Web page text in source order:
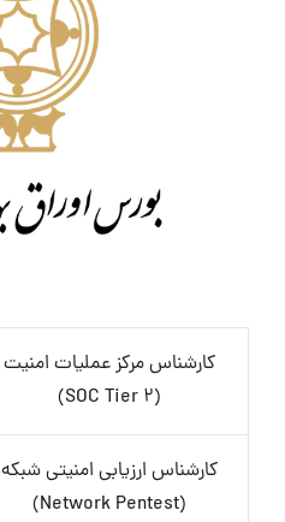
کارشناس مرکز عملیات امنیت
(SOC Tier 2)
کارشناس ارزیابی امنیتی شبکه
(Network Pentest)